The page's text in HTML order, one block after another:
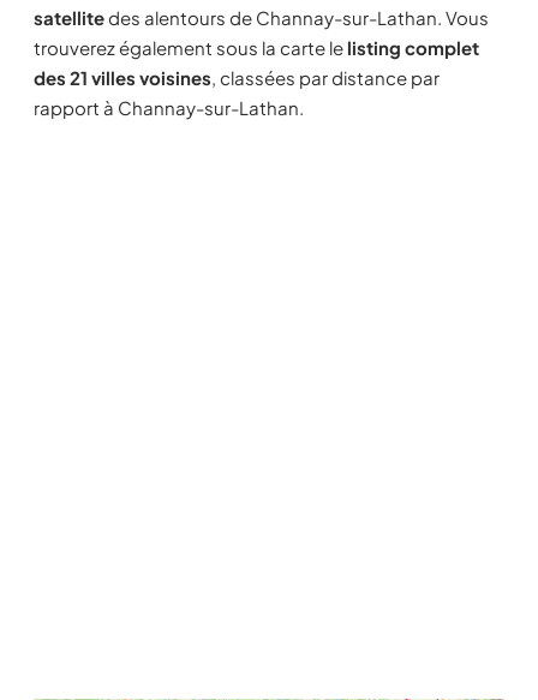
satellitedes alentours de Channay-sur-Lathan. Vous
trouverez également sous la carte le listing complet
des 21 villes voisines, classées par distance par
rapport à Channay-sur-Lathan.